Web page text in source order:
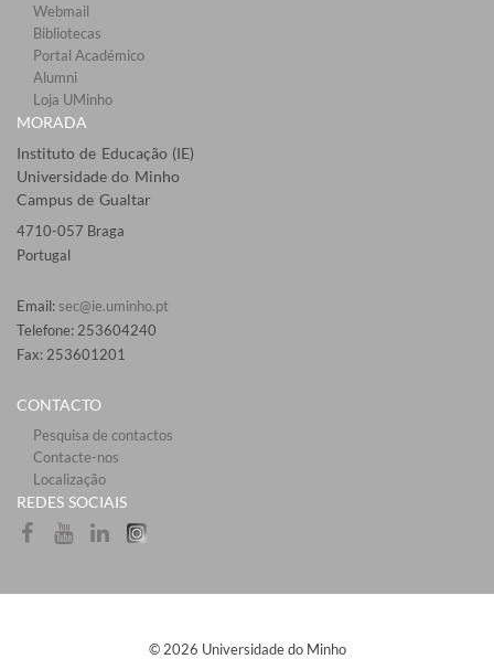
Webmail​
Bibliotecas​
Portal Académico
Alumni
Loja UMinho
MORADA
Instituto de Educação (IE)
Universidade do Minho
Campus de Gualtar
4710-057 Braga
Portugal
Email: sec@ie.uminho.pt
Telefone: 253604240
Fax: 253601201​
CONTACTO
Pesquisa de contactos
Contacte-nos
Localização
​REDES SOCIAI​S​​
© 2026 Universidade do Minho​